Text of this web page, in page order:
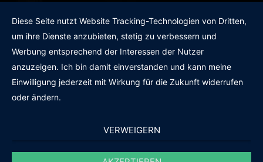
GRATIS WEBSITE-CHECK
Diese Seite nutzt Website Tracking-Technologien von Dritten,
um ihre Dienste anzubieten, stetig zu verbessern und
Werbung entsprechend der Interessen der Nutzer
anzuzeigen. Ich bin damit einverstanden und kann meine
Einwilligung jederzeit mit Wirkung für die Zukunft widerrufen
oder ändern.
VERWEIGERN